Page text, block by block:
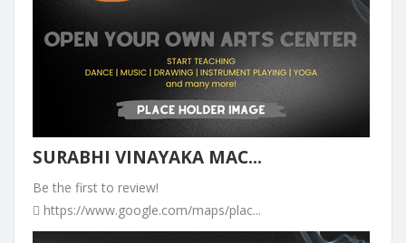
SURABHI VINAYAKA MAC...
Be the first to review!
https://www.google.com/maps/plac...